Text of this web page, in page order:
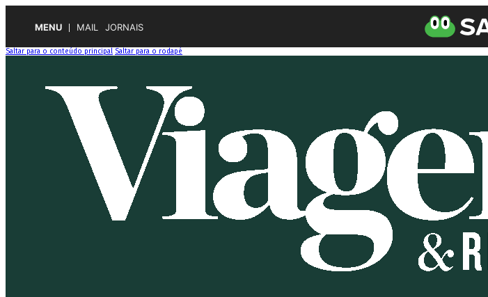
MENU MAIL JORNAIS
Saltar para o conteúdo principal Saltar para o rodapé